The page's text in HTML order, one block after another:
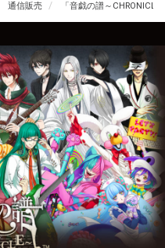
通信販売 「音戯の譜～